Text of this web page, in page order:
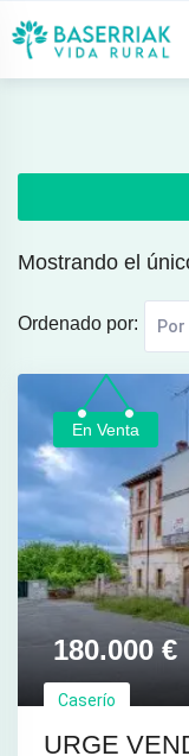
saltar
Mostrando el
Ordenado por:
En Venta
180.000 €
Caserío
URGE